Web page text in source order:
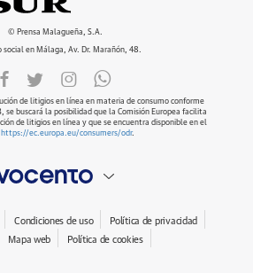
© Prensa Malagueña, S.A.
social en Málaga, Av. Dr. Marañón, 48.
de litigios en línea en materia de consumo conforme
se buscará la posibilidad que la Comisión Europea facilita
de litigios en línea y que se encuentra disponible en el
https://ec.europa.eu/consumers/odr.
Condiciones de uso
Política de privacidad
Mapa web Política de cookies